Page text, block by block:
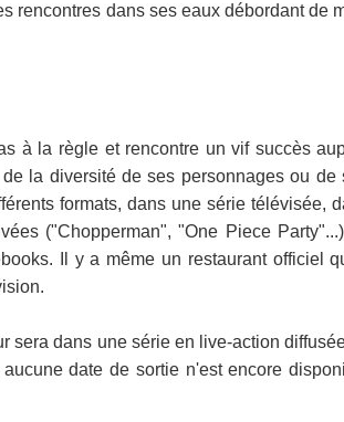
rencontres dans ses eaux débordant de
à la règle et rencontre un vif succès
la diversité de ses personnages ou de
formats, dans une série télévisée,
("Chopperman", "One Piece
Il y a même un restaurant officiel
sera dans une série en live-action
date de sortie n'est encore